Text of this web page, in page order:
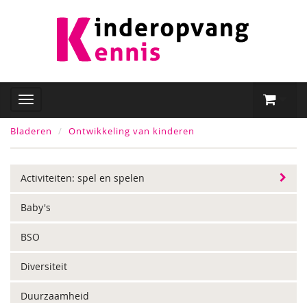
Bladeren Ontwikkeling van kinderen
Activiteiten: spel en spelen
Baby's
BSO
Diversiteit
Duurzaamheid